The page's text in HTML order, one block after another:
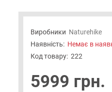
Виробники Naturehike
Наявність: Немає в
Код товару: 222
5999 грн.